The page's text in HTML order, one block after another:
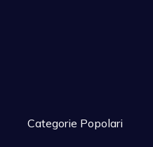
Categorie Popolari